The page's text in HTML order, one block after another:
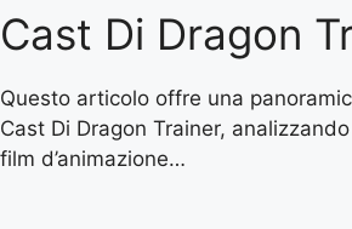
Cast Di Dragon
Questo articolo offre una
Cast Di Dragon Trainer,
film d’animazione…